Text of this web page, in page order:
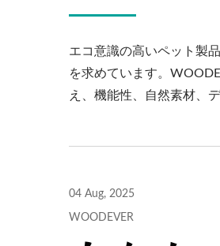
エコ意識の高いペット製
を求めています。
え、機能性、自然素材、
04 Aug, 2025
WOODEVER
金属製調整可能なサ